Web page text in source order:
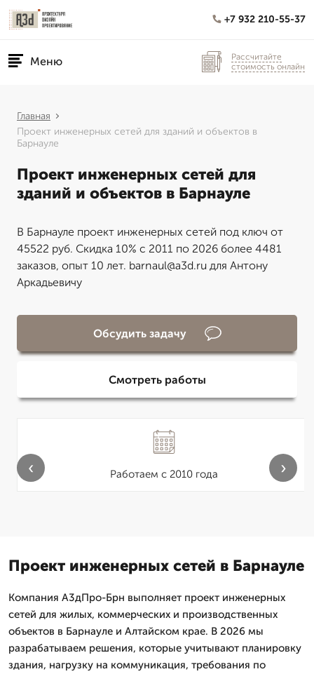
+7 932 210-55-37
Меню
Рассчитайте
стоимость онлайн
Главная
Проект инженерных сетей для зданий и объектов в
Барнауле
Проект инженерных сетей для
зданий и объектов в Барнауле
В Барнауле проект инженерных сетей под ключ от
45522 руб. Скидка 10% с 2011 по 2026 более 4481
заказов, опыт 10 лет. barnaul@a3d.ru для Антону
Аркадьевичу
Обсудить задачу
Смотреть работы
Работаем с 2010 года
‹ ›
Проект инженерных сетей в Барнауле
Компания А3дПро-Брн выполняет проект инженерных
сетей для жилых, коммерческих и производственных
объектов в Барнауле и Алтайском крае. В 2026 мы
разрабатываем решения, которые учитывают планировку
здания, нагрузку на коммуникация, требования по